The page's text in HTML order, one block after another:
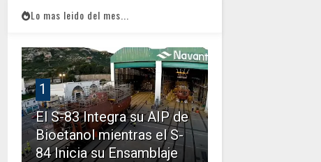
Lo mas leido del mes...
1
El S-83 Integra su AIP de
Bioetanol mientras el S-
84 Inicia su Ensamblaje